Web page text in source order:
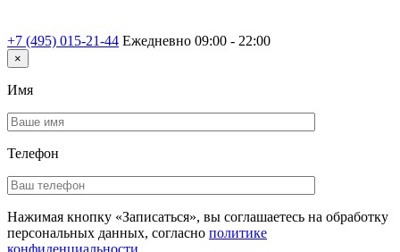
+7 (495) 015-21-44 Ежедневно 09:00 - 22:00
×
Имя
Телефон
Нажимая кнопку «Записаться», вы соглашаетесь на обработку
персональных данных, согласно политике
конфиденциальности